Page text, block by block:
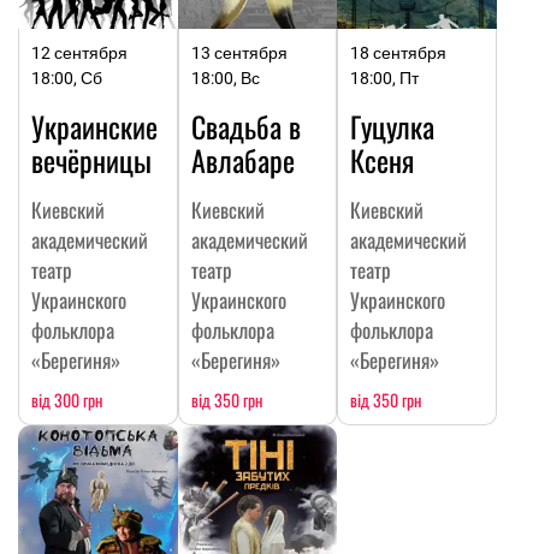
12 сентября
18:00, Сб
Украинские
вечёрницы
Киевский
академический
театр
Украинского
фольклора
«Берегиня»
від 300 грн
13 сентября
18:00, Вс
Свадьба в
Авлабаре
Киевский
академический
театр
Украинского
фольклора
«Берегиня»
від 350 грн
18 сентября
18:00, Пт
Гуцулка
Ксеня
Киевский
академический
театр
Украинского
фольклора
«Берегиня»
від 350 грн